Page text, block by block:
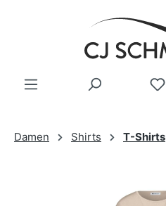
Zum Hauptinhalt springen
Damen Shirts T-Shirts